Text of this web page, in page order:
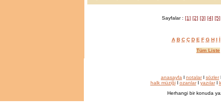
Sayfalar : [1] [2] [3] [4] [5]
A B C Ç D E F G H I İ
Tüm Liste
anasayfa l notalarl sözler
halk müziğil ozanlarl yazılarl
Herhangi bir konuda